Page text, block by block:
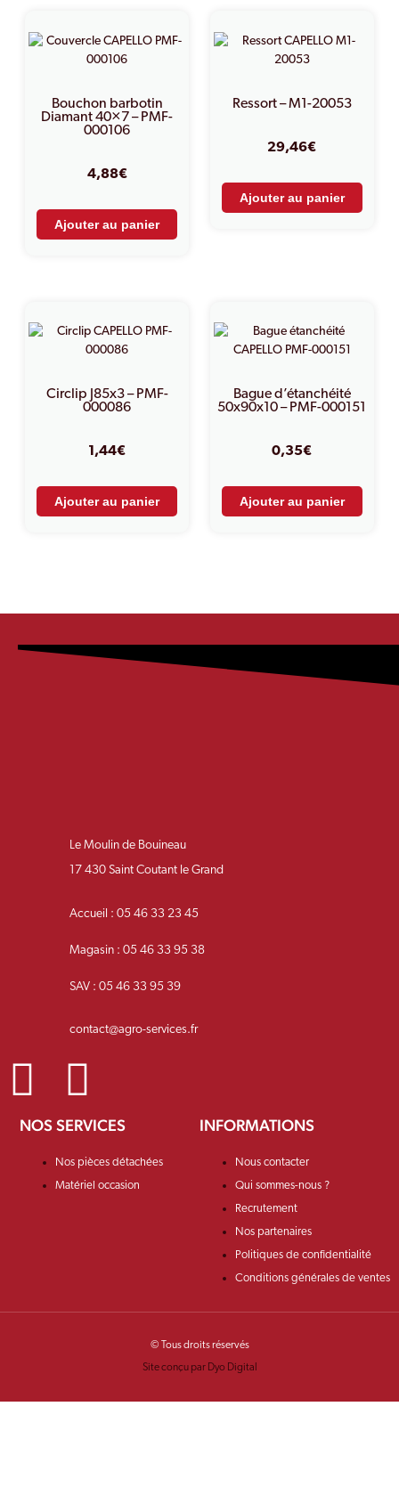
Bouchon barbotin
Diamant 40×7 – PMF-
000106
4,88€
Ajouter au panier
Ressort – M1-20053
29,46€
Ajouter au panier
Circlip J85x3 – PMF-
000086
1,44€
Ajouter au panier
Bague d’étanchéité
50x90x10 – PMF-000151
0,35€
Ajouter au panier
Le Moulin de Bouineau
17 430 Saint Coutant le Grand
Accueil : 05 46 33 23 45
Magasin : 05 46 33 95 38
SAV : 05 46 33 95 39
contact@agro-services.fr
NOS SERVICES
Nos pièces détachées
Matériel occasion
INFORMATIONS
Nous contacter
Qui sommes-nous ?
Recrutement
Nos partenaires
Politiques de confidentialité
Conditions générales de ventes
© Tous droits réservés
Site conçu par Dyo Digital